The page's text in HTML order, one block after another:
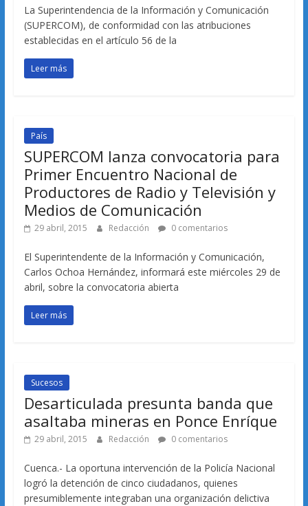
La Superintendencia de la Información y Comunicación
(SUPERCOM), de conformidad con las atribuciones
establecidas en el artículo 56 de la
Leer más
País
SUPERCOM lanza convocatoria para
Primer Encuentro Nacional de
Productores de Radio y Televisión y
Medios de Comunicación
29 abril, 2015 Redacción 0 comentarios
El Superintendente de la Información y Comunicación,
Carlos Ochoa Hernández, informará este miércoles 29 de
abril, sobre la convocatoria abierta
Leer más
Sucesos
Desarticulada presunta banda que
asaltaba mineras en Ponce Enríque
29 abril, 2015 Redacción 0 comentarios
Cuenca.- La oportuna intervención de la Policía Nacional
logró la detención de cinco ciudadanos, quienes
presumiblemente integraban una organización delictiva